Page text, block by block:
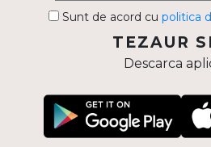
Sunt de acord cu politica
TEZAUR
Descarca